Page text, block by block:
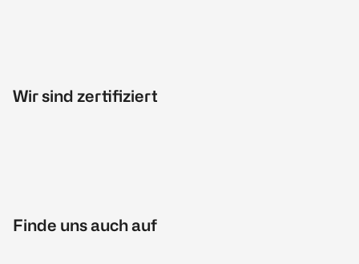
Wir sind zertifiziert
Finde uns auch auf